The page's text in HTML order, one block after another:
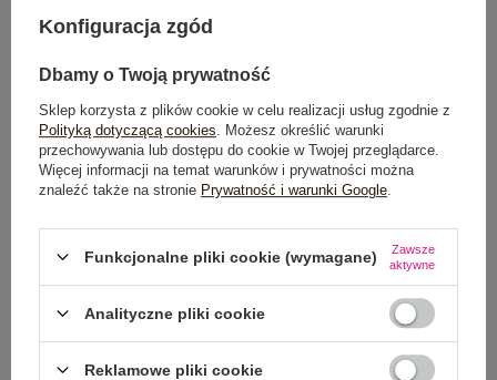
od 7,99 zł
Wysyłka jutro
100 dni na zwrot
Konfiguracja zgód
Dbamy o Twoją prywatność
Sklep korzysta z plików cookie w celu realizacji usług zgodnie z
Polityką dotyczącą cookies . Możesz określić warunki
przechowywania lub dostępu do cookie w Twojej przeglądarce.
Więcej informacji na temat warunków i prywatności można
znaleźć także na stronie Prywatność i warunki Google
Funkcjonalne pliki cookie (wymagane)
Zawsze
aktywne
Analityczne pliki cookie
Reklamowe pliki cookie